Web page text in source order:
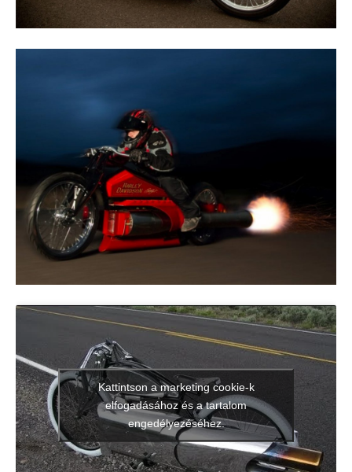
Kattintson a marketing cookie-k
elfogadásához és a tartalom
engedélyezéséhez.